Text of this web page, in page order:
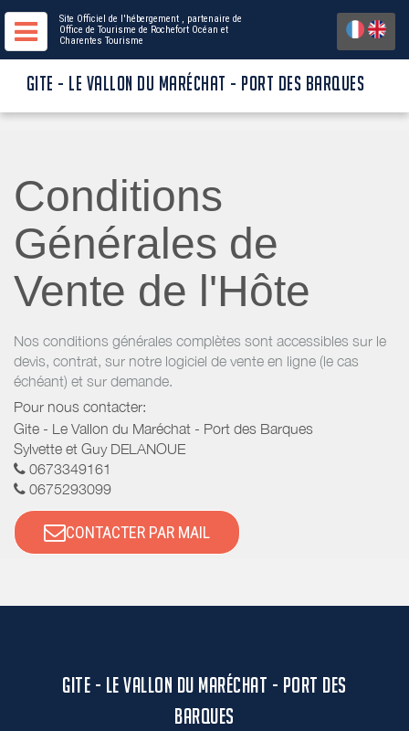
Site Officiel de l'hébergement , partenaire de
Office de Tourisme de Rochefort Océan et
Charentes Tourisme
GITE - LE VALLON DU MARÉCHAT - PORT DES BARQUES
Conditions
Générales de
Vente de l'Hôte
Nos conditions générales complètes sont accessibles sur le
devis, contrat, sur notre logiciel de vente en ligne (le cas
échéant) et sur demande.
Pour nous contacter:
Gite - Le Vallon du Maréchat - Port des Barques
Sylvette et Guy DELANOUE
0673349161
0675293099
CONTACTER PAR MAIL
GITE - LE VALLON DU MARÉCHAT - PORT DES
BARQUES